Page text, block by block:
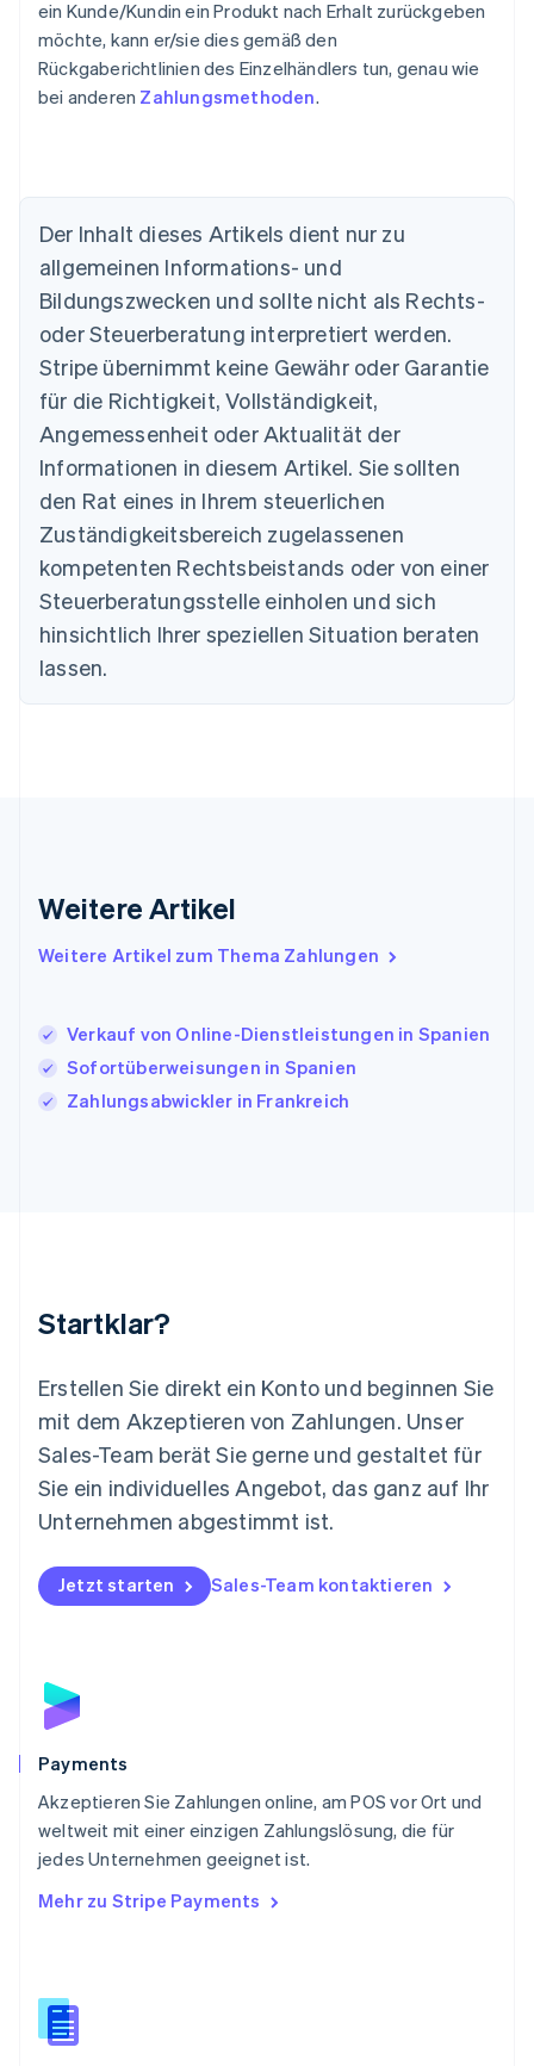
ein Kunde/Kundin ein Produkt nach Erhalt zurückgeben
möchte, kann er/sie dies gemäß den
Rückgaberichtlinien des Einzelhändlers tun, genau wie
bei anderen Zahlungsmethoden.
Der Inhalt dieses Artikels dient nur zu
allgemeinen Informations- und
Bildungszwecken und sollte nicht als Rechts-
oder Steuerberatung interpretiert werden.
Stripe übernimmt keine Gewähr oder Garantie
für die Richtigkeit, Vollständigkeit,
Angemessenheit oder Aktualität der
Informationen in diesem Artikel. Sie sollten
den Rat eines in Ihrem steuerlichen
Zuständigkeitsbereich zugelassenen
kompetenten Rechtsbeistands oder von einer
Steuerberatungsstelle einholen und sich
hinsichtlich Ihrer speziellen Situation beraten
lassen.
Weitere Artikel
Weitere Artikel zum Thema Zahlungen
Verkauf von Online-Dienstleistungen in Spanien
Sofortüberweisungen in Spanien
Zahlungsabwickler in Frankreich
Startklar?
Erstellen Sie direkt ein Konto und beginnen Sie
mit dem Akzeptieren von Zahlungen. Unser
Sales-Team berät Sie gerne und gestaltet für
Sie ein individuelles Angebot, das ganz auf Ihr
Unternehmen abgestimmt ist.
Jetzt starten Sales-Team kontaktieren
Payments
Akzeptieren Sie Zahlungen online, am POS vor Ort und
weltweit mit einer einzigen Zahlungslösung, die für
jedes Unternehmen geeignet ist.
Mehr zu Stripe Payments
Nederlands Français DeutschEnglish
Brasilien
PortuguêsEnglish
Bulgarien
English
English
Deutschland
English
Estland
English
Festlandchina
Finnland
EnglishSvenska
Frankreich
Français English
Gibraltar
English
English
日本語 English
EnglishFrançais
Lettland
Liechtenstein
DeutschEnglish
Mexiko
English
Niederlande
Nederlands English
Norwegen
English
Österreich
Polen
English
Portugal
Schweden
Schweiz
Singapur
English简体中文
Slowakei
Slowenien
English
Spanien